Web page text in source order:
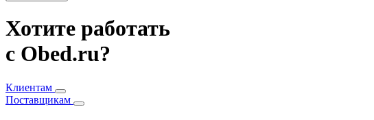
Хотите работать
с Obed.ru?
Клиентам
Поставщикам